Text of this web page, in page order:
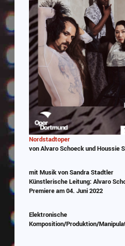
Nordstadtoper
von Alvaro Schoeck und Houssie
mit Musik von Sandra Stadtler
Künstlerische Leitung: Alvaro
Premiere am 04. Juni 2022
Elektronische
Komposition/Produktion/